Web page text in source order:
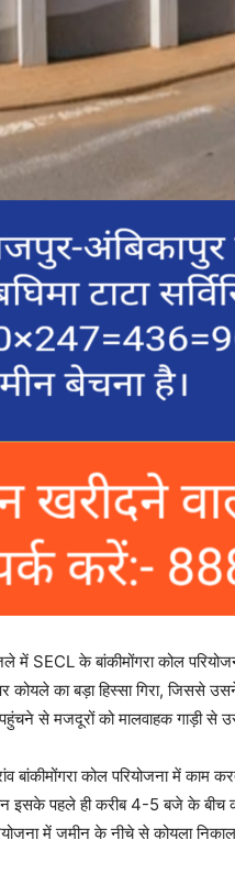
में SECL के बांकीमोंगरा कोल
कोयले का बड़ा हिस्सा गिरा, जिससे
से मजदूरों को मालवाहक गाड़ी से
बांकीमोंगरा कोल परियोजना में
इसके पहले ही करीब 4-5 बजे के बीच
में जमीन के नीचे से कोयला